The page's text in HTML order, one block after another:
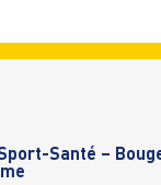
Santé –